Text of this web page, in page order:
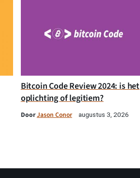
Bitcoin Code Review 2024: is het
oplichting of legitiem?
DoorJason Conor augustus 3, 2026